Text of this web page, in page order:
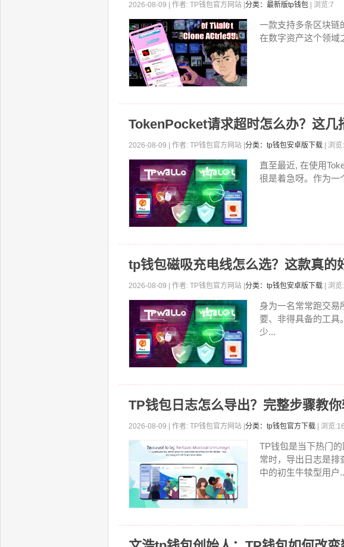
2026-08-09 | 作者: TP钱包官方网站 | 分类：最新版tp钱包 | 浏览:7
一款支持多条区块链
在数字资产这个领域
TokenPocket请求超时怎么办？这几
2026-08-09 | 作者: TP钱包官方网站 | 分类：tp钱包安卓版下载 | 浏览
直至最近, 在使用
很是着急呀。作为一
tp钱包磁吸充电线怎么选？这款真的
2026-08-09 | 作者: TP钱包官方网站 | 分类：tp钱包安卓版下载 | 浏
身为一名常常跑交易
要、非得具备的工具
少...
TP钱包日志怎么导出？完整步骤教
2026-08-09 | 作者: TP钱包官方网站 | 分类：tp钱包官方下载 | 浏览:16
TP钱包是当下热门
常时，导出日志是排
中的初生牛犊型用户